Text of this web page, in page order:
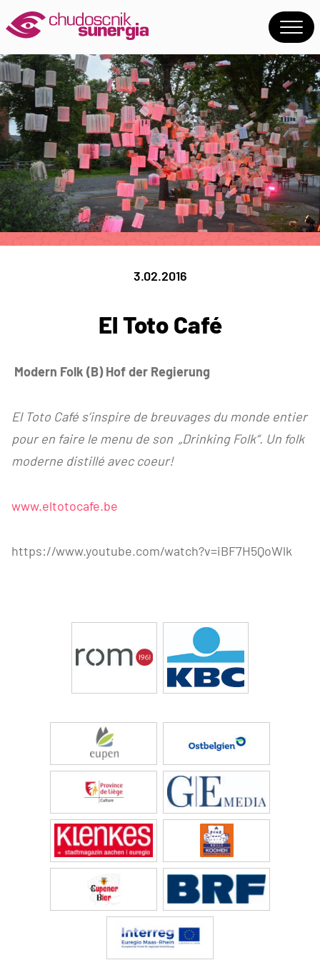
3.02.2016
El Toto Café
Modern Folk (B) Hof der Regierung
El Toto Café s’inspire de breuvages du monde entier
pour en faire le menu de son „Drinking Folk“. Un folk
moderne distillé avec coeur!
www.eltotocafe.be
https://www.youtube.com/watch?v=iBF7H5QoWlk